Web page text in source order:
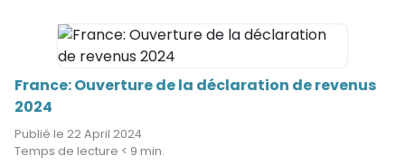
France: Ouverture de la déclaration de revenus
2024
Publié le 22 April 2024
Temps de lecture < 9 min.